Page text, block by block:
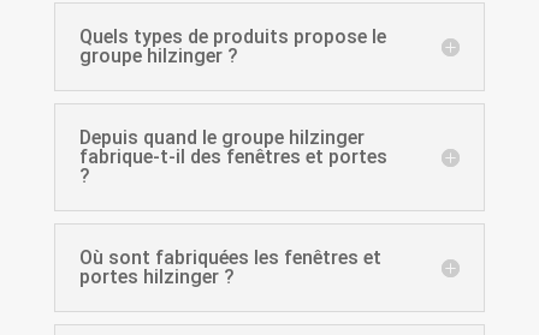
Quels types de produits propose le
groupe hilzinger ?
Depuis quand le groupe hilzinger
fabrique-t-il des fenêtres et portes
?
Où sont fabriquées les fenêtres et
portes hilzinger ?